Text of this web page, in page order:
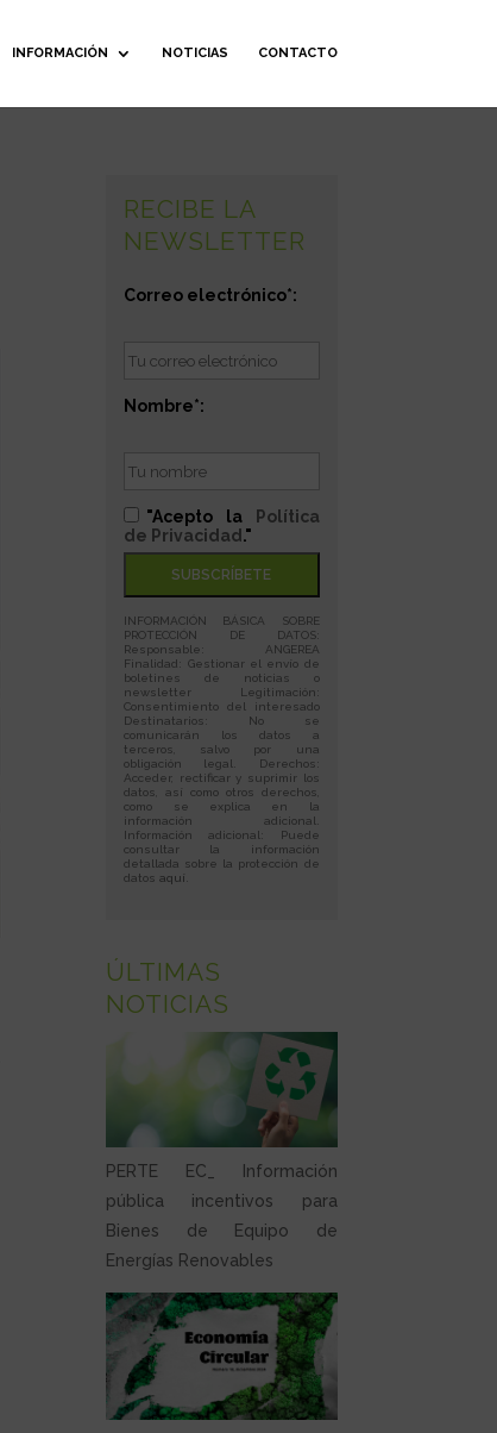
INFORMACIÓN NOTICIAS CONTACTO
RECIBE LA
NEWSLETTER
Correo electrónico*:
Nombre*:
"Acepto la
Política
de Privacidad ."
INFORMACIÓN BÁSICA SOBRE
PROTECCIÓN DE DATOS:
Responsable: ANGEREA
Finalidad: Gestionar el envío de
boletines de noticias o
newsletter Legitimación:
Consentimiento del interesado
Destinatarios: No se
comunicarán los datos a
terceros, salvo por una
obligación legal. Derechos:
Acceder, rectificar y suprimir los
datos, así como otros derechos,
como se explica en la
información adicional.
Información adicional: Puede
consultar la información
detallada sobre la protección de
datosaquí
ÚLTIMAS
NOTICIAS
PERTE EC_ Información
pública incentivos para
Bienes de Equipo de
Energías Renovables